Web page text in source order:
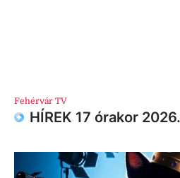
Fehérvár TV
HÍREK 17 órakor